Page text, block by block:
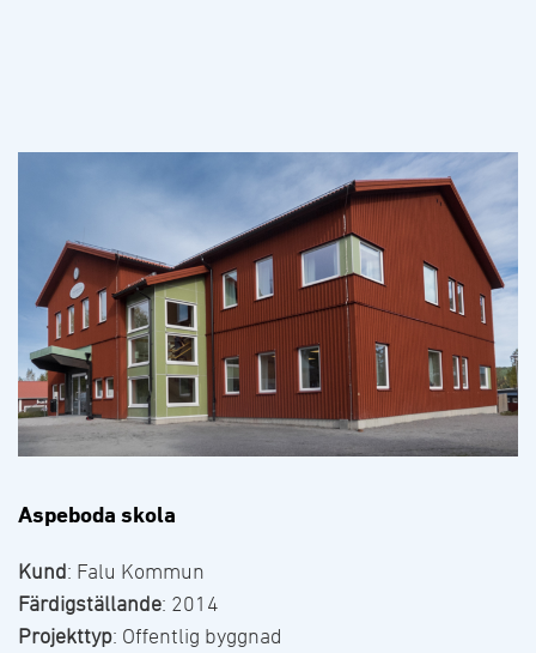
Aspeboda skola
Kund: Falu Kommun
Färdigställande: 2014
Projekttyp: Offentlig byggnad